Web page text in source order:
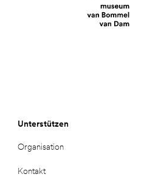
Unterstützen
Organisation
Kontakt